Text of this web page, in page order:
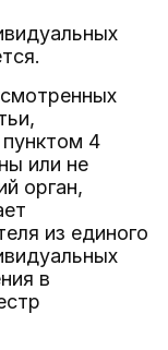
4
или не
орган,
из единого
в